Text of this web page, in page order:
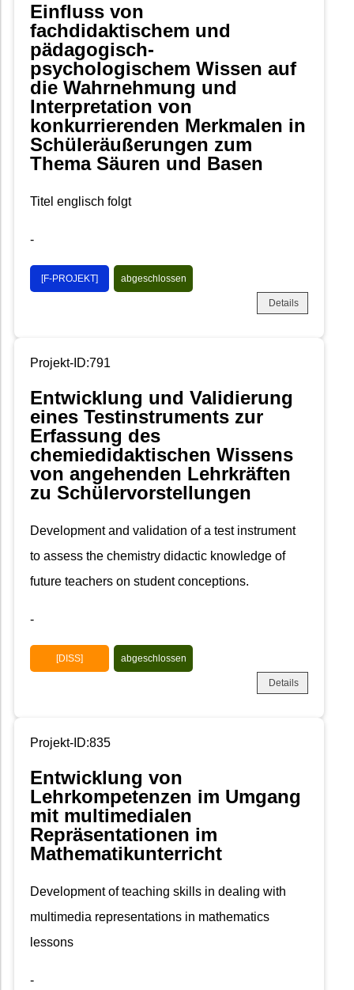
Einfluss von
fachdidaktischem und
pädagogisch-
psychologischem Wissen auf
die Wahrnehmung und
Interpretation von
konkurrierenden Merkmalen in
Schüleräußerungen zum
Thema Säuren und Basen
Titel englisch folgt
-
[F-PROJEKT] abgeschlossen
Details
Projekt-ID:791
Entwicklung und Validierung
eines Testinstruments zur
Erfassung des
chemiedidaktischen Wissens
von angehenden Lehrkräften
zu Schülervorstellungen
Development and validation of a test instrument
to assess the chemistry didactic knowledge of
future teachers on student conceptions.
-
[DISS] abgeschlossen
Details
Projekt-ID:835
Entwicklung von
Lehrkompetenzen im Umgang
mit multimedialen
Repräsentationen im
Mathematikunterricht
Development of teaching skills in dealing with
multimedia representations in mathematics
lessons
-